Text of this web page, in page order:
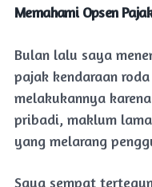
Memahami Opsen
Bulan lalu saya
pajak kendaraan
melakukannya
pribadi, maklum
yang melarang
Saya sempat